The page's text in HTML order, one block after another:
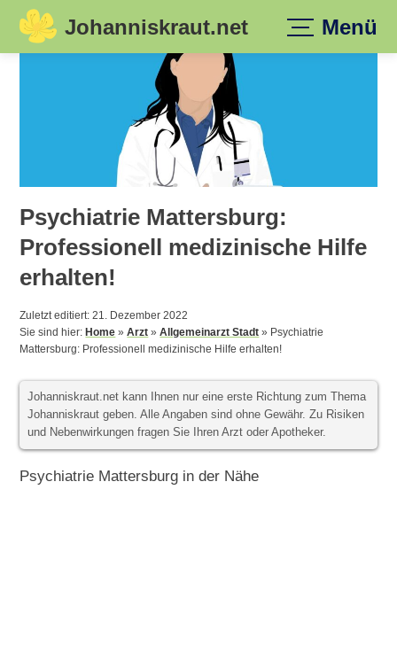
Skip
Johanniskraut.net Menü
Psychiatrie Mattersburg:
Professionell medizinische Hilfe
erhalten!
Zuletzt editiert: 21. Dezember 2022
Sie sind hier:Home »Arzt »Allgemeinarzt Stadt » Psychiatrie
Mattersburg: Professionell medizinische Hilfe erhalten!
Johanniskraut.net kann Ihnen nur eine erste Richtung zum Thema
Johanniskraut geben. Alle Angaben sind ohne Gewähr. Zu Risiken
und Nebenwirkungen fragen Sie Ihren Arzt oder Apotheker.
Psychiatrie Mattersburg in der Nähe